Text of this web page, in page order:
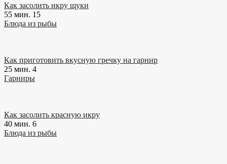
Как засолить икру щуки
55 мин. 15
Блюда из рыбы
Как приготовить вкусную гречку на гарнир
25 мин. 4
Гарниры
Как засолить красную икру
40 мин. 6
Блюда из рыбы